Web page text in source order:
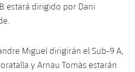
estará dirigido por Dani
Miguel dirigirán el Sub-9 A,
y Arnau Tomàs estarán